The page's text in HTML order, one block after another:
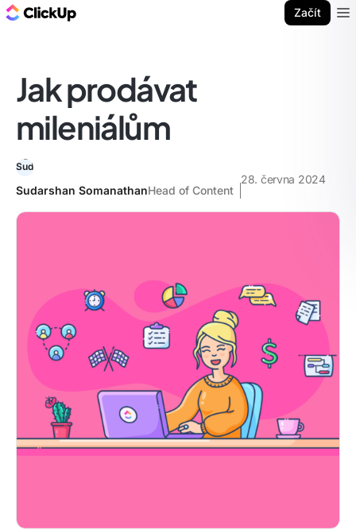
Začít
Jak prodávat
mileniálům
Sudarshan SomanathanHead of Content
28. června 2024